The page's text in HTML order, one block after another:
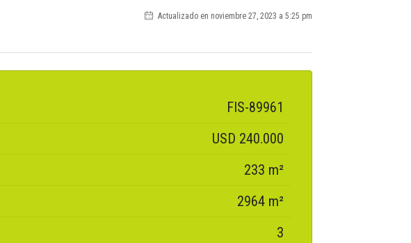
Actualizado en noviembre 27, 2023 a 5:25 pm
FIS-89961
USD 240.000
233 m²
2964 m²
3